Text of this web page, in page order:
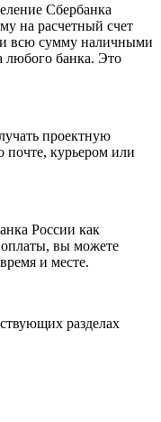
Сбербанка
на расчетный счет
всю сумму наличными
любого банка. Это
проектную
курьером или
России как
вы можете
и месте.
разделах